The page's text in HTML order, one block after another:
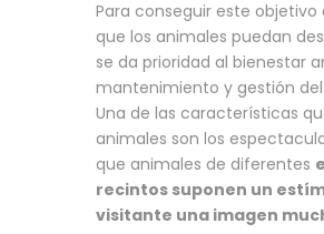
Para conseguir este
que los animales puedan
se da prioridad al bienestar
mantenimiento y gestión
Una de las características
animales son los
que animales de diferentes
recintos suponen un
visitante una imagen